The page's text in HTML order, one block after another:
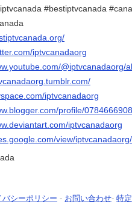
#bestiptvcanada
iptvcanadaorg
@iptvcanadaorg/
iptvcanadaorg
profile/
iptvcanadaorg
view/iptvcanadaorg/
バシーポリシー - お問い合わせ- 特